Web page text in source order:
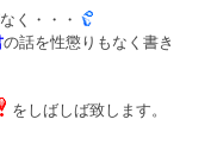
く・・・
の話を性懲りもなく書き
をしばしば致します。